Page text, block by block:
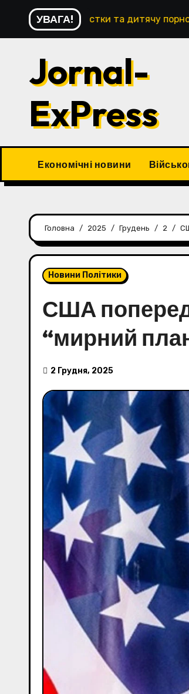
Перейти
контенту
УВАГА!
та дитячу
Jornal-
ExPress
Економічні новини
Головна 2025 Грудень 2
Новини Політики
США
“мирний
2 Грудня, 2025